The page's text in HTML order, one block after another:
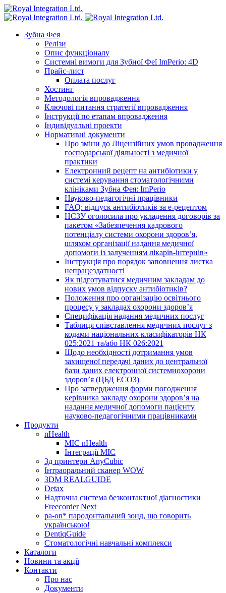
Зубна Фея
Релізи
Опис функціоналу
Системні вимоги для Зубної Феї ImPerio: 4D
Прайс-лист
Оплата послуг
Хостинг
Методологія впровадження
Ключові питання стратегії впровадження
Інструкції по етапам впровадження
Індивідуальні проекти
Нормативні документи
Про зміни до Ліцензійних умов провадження
господарської діяльності з медичної
практики
Електронний рецепт на антибіотики у
системі керування стоматологічними
клініками Зубна Фея: ImPerio
Науково-педагогічні працівники
FAQ: відпуск антибіотиків за е-рецептом
НСЗУ оголосила про укладення договорів за
пакетом «Забезпечення кадрового
потенціалу системи охорони здоров’я,
шляхом організації надання медичної
допомоги із залученням лікарів-інтернів»
Інструкція про порядок заповнення листка
непрацездатності
Як підготуватися медичним закладам до
нових умов відпуску антибіотиків?
Положення про організацію освітнього
процесу у закладах охорони здоров’я
Специфікація надання медичних послуг
Таблиця співставлення медичних послуг з
кодами національних класифікаторів НК
025:2021 та/або НК 026:2021
Щодо необхідності дотримання умов
захищеної передачі даних до центральної
бази даних електронної системиохорони
здоров’я (ЦБД ЕСОЗ)
Про затвердження форми погодження
керівника закладу охорони здоров’я на
надання медичної допомоги пацієнту
науково-педагогічними працівниками
Продукти
nHealth
МІС nHealth
Інтеграції МІС
3д принтери AnyCubic
Інтраоральний сканер WOW
3DM REALGUIDE
Detax
Надточна система безконтактної діагностики
Freecorder Next
pa-on* пародонтальний зонд, що говорить
українською!
DentiqGuide
Стоматологічні навчальні комплекси
Каталоги
Новини та акції
Контакти
Про нас
Документи